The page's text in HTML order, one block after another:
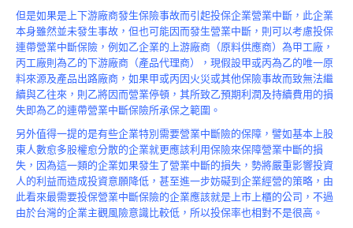
但是如果是上下游廠商發生保險事故而引起投保企業營業中斷，此企業
本身雖然並未發生事故，但也可能因而發生營業中斷，則可以考慮投保
連帶營業中斷保險，例如乙企業的上游廠商（原料供應商）為甲工廠，
丙工廠則為乙的下游廠商（產品代理商），現假設甲或丙為乙的唯一原
料來源及產品出路廠商，如果甲或丙因火災或其他保險事故而致無法繼
續與乙往來，則乙將因而營業停頓，其所致乙預期利潤及持續費用的損
失即為乙的連帶營業中斷保險所承保之範圍。
另外值得一提的是有些企業特別需要營業中斷險的保障，譬如基本上股
東人數愈多股權愈分散的企業就更應該利用保險來保障營業中斷的損
失，因為這一類的企業如果發生了營業中斷的損失，勢將嚴重影響投資
人的利益而造成投資意願降低，甚至進一步妨礙到企業經營的策略，由
此看來最需要投保營業中斷保險的企業應該就是上市上櫃的公司，不過
由於台灣的企業主觀風險意識比較低，所以投保率也相對不是很高。